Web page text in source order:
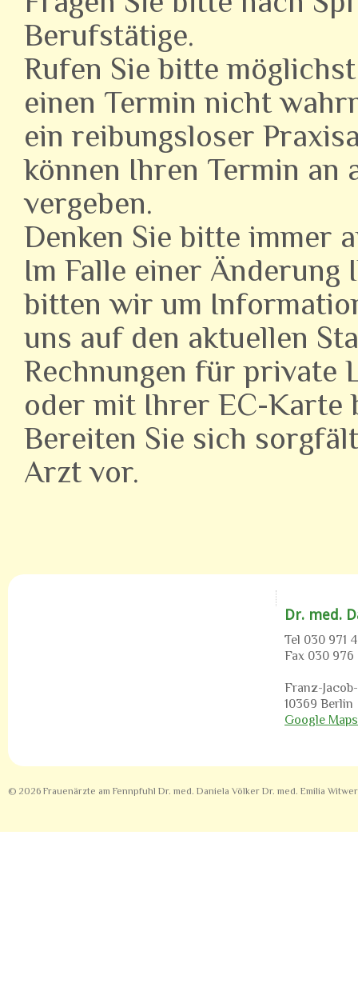
Berufstätige.
Rufen Sie bitte
einen Termin nicht
ein reibungsloser
können Ihren Termin an
vergeben.
Denken Sie bitte immer
Im Falle einer
bitten wir um
uns auf den aktuellen
Rechnungen für private
oder mit Ihrer EC-Karte
Bereiten Sie sich
Arzt vor.
Dr. med.
Tel 030 971
Fax 030 976
Franz-
10369 Berlin
Google Maps
© 2026 Frauenärzte am Fennpfuhl Dr. med. Daniela Völker Dr. med. Emilia